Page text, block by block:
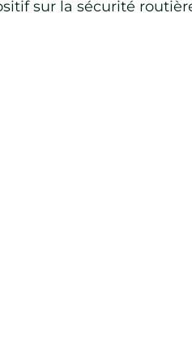
sur la sécurité